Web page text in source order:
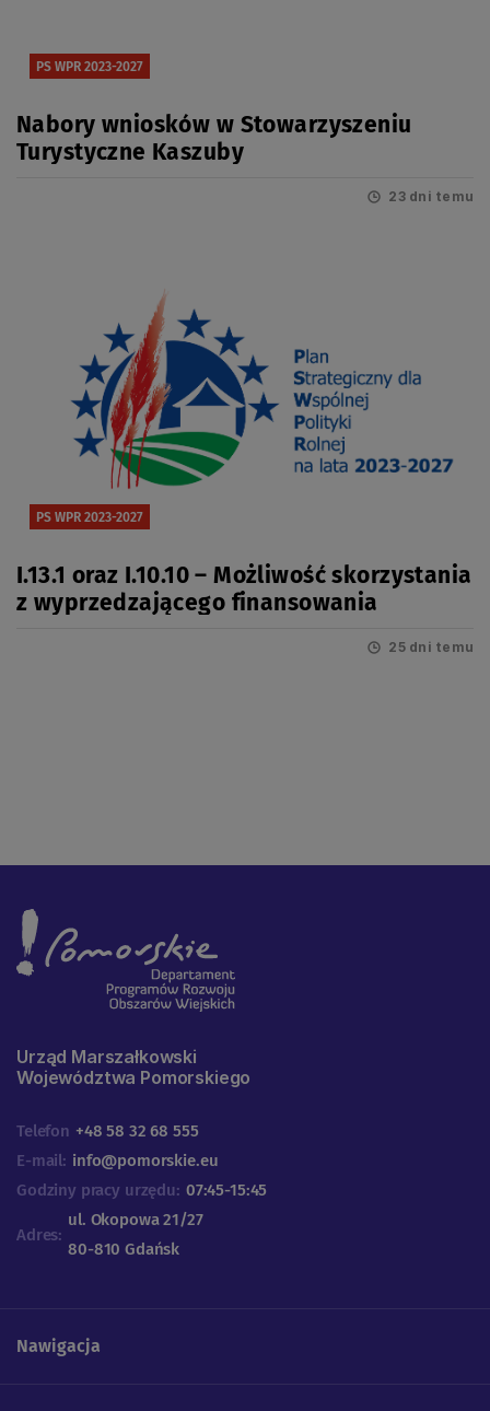
PS WPR 2023-2027
Nabory wniosków w Stowarzyszeniu
Turystyczne Kaszuby
23 dni temu
PS WPR 2023-2027
I.13.1 oraz I.10.10 – Możliwość skorzystania
z wyprzedzającego finansowania
25 dni temu
Urząd Marszałkowski
Województwa Pomorskiego
Telefon +48 58 32 68 555
E-mail: info@pomorskie.eu
Godziny pracy urzędu: 07:45-15:45
Adres:
ul. Okopowa 21/27
80-810 Gdańsk
Nawigacja